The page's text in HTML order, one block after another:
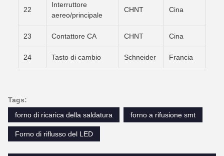
22
Interruttore
aereo/principale
CHNT Cina
23 Contattore CA CHNT Cina
24 Tasto di cambio Schneider Francia
Tags:
forno di ricarica della saldatura
forno a rifusione smt
Forno di riflusso del LED